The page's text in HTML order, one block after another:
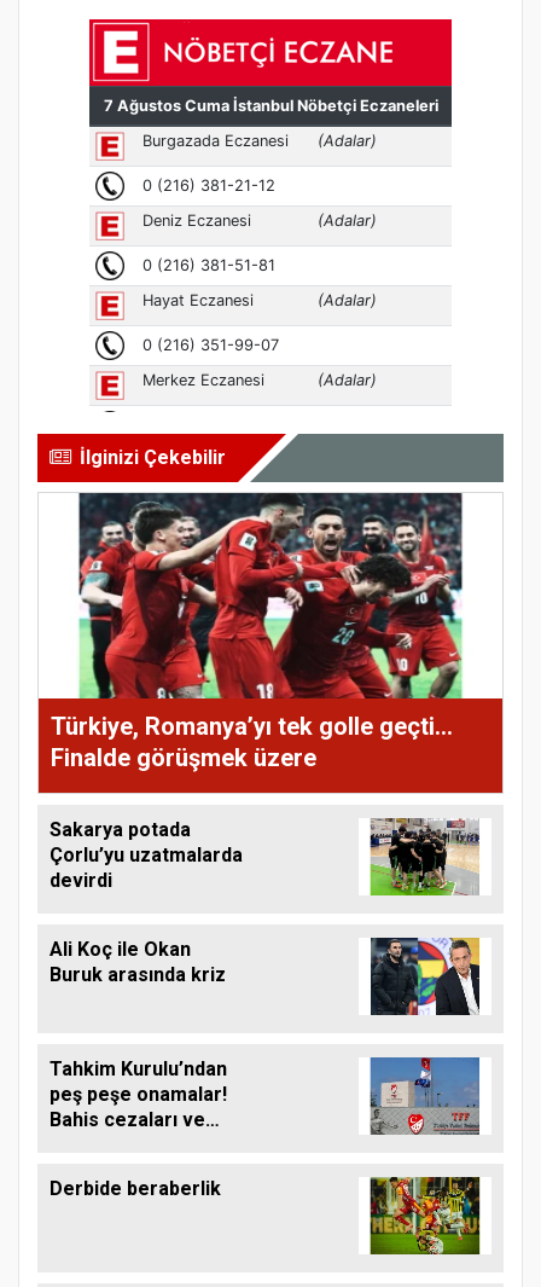
İlginizi Çekebilir
Türkiye, Romanya’yı tek golle geçti...
Finalde görüşmek üzere
Sakarya potada
Çorlu’yu uzatmalarda
devirdi
Ali Koç ile Okan
Buruk arasında kriz
Tahkim Kurulu’ndan
peş peşe onamalar!
Bahis cezaları ve
Derbide beraberlik